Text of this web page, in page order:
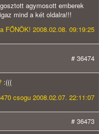
agymosott emberek
mind a két oldalra!!!
FŐNÖK! 2008.02.08. 09:19:25
# 36474
:(((
csogu 2008.02.07. 22:11:07
# 36473